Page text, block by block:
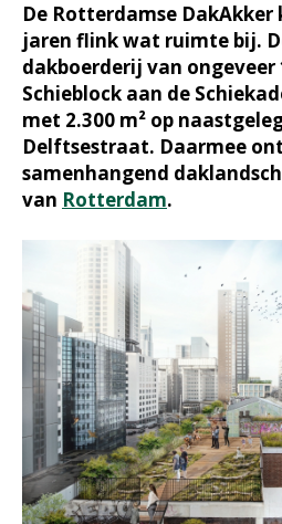
De Rotterdamse
jaren flink wat ruimte bij.
dakboerderij van ongeveer
Schieblock aan de
met 2.300 m² op
Delftsestraat. Daarmee
samenhangend
van Rotterdam.